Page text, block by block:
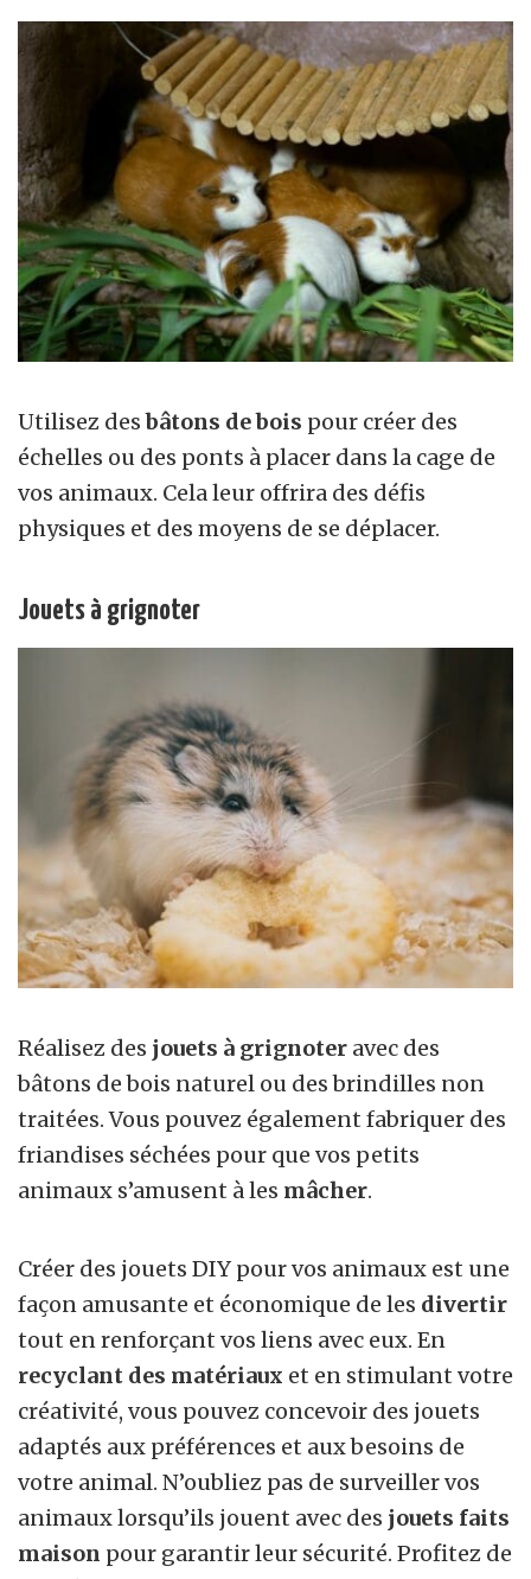
Utilisez desbâtons de bois pour créer des
échelles ou des ponts à placer dans la cage de
vos animaux. Cela leur offrira des défis
physiques et des moyens de se déplacer.
Jouets à grignoter
Réalisez des jouets à grignoter avec des
bâtons de bois naturel ou des brindilles non
traitées. Vous pouvez également fabriquer des
friandises séchées pour que vos petits
animaux s’amusent à les mâcher.
Créer des jouets DIY pour vos animaux est une
façon amusante et économique de les divertir
tout en renforçant vos liens avec eux. En
recyclant des matériaux et en stimulant votre
créativité, vous pouvez concevoir des jouets
adaptés aux préférences et aux besoins de
votre animal. N’oubliez pas de surveiller vos
animaux lorsqu’ils jouent avec des jouets faits
maison pour garantir leur sécurité. Profitez de